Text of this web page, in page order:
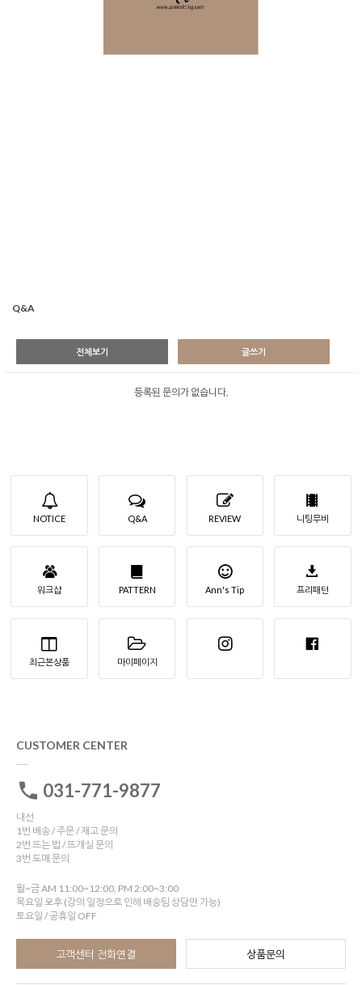
Q&A
전체보기 글쓰기
등록된 문의가 없습니다.
NOTICE Q&A REVIEW 니팅무비
워크샵 PATTERN Ann's Tip 프리패턴
최근본상품 마이페이지
CUSTOMER CENTER
031-771-9877
내선
1번 배송 / 주문 / 재고 문의
2번 뜨는 법 / 뜨개실 문의
3번 도매 문의
월~금 AM 11:00~12:00, PM 2:00~3:00
목요일 오후 (강의 일정으로 인해 배송팀 상담만 가능)
토요일 / 공휴일 OFF
고객센터 전화연결 상품문의